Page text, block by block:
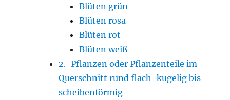
Blüten grün
Blüten rosa
Blüten rot
Blüten weiß
2.-Pflanzen oder Pflanzenteile im
Querschnitt rund flach-kugelig bis
scheibenförmig